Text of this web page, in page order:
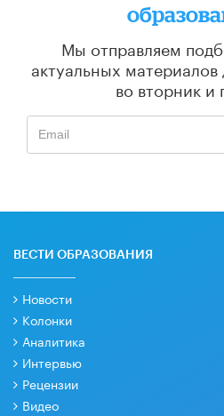
Мы отправляем
актуальных материалов
во вторник и
ВЕСТИ ОБРАЗОВАНИЯ
Новости
Колонки
Аналитика
Интервью
Рецензии
Видео